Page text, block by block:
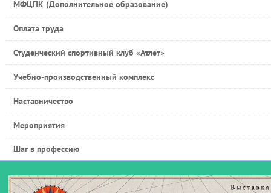
МФЦПК (Дополнительное образование)
Оплата труда
Студенческий спортивный клуб «Атлет»
Учебно-производственный комплекс
Наставничество
Мероприятия
Шаг в профессию